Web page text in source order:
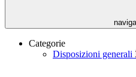
Categorie
Disposizioni generali